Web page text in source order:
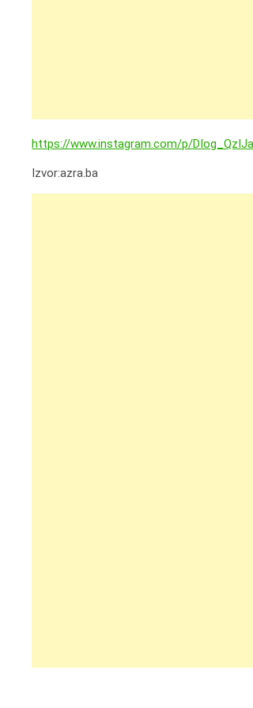
https://www.instagram.com/p/
Izvor:azra.ba